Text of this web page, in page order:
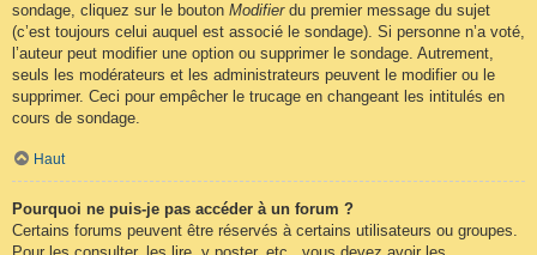
sondage, cliquez sur le bouton Modifierdu premier message du sujet
(c’est toujours celui auquel est associé le sondage). Si personne n’a voté,
l’auteur peut modifier une option ou supprimer le sondage. Autrement,
seuls les modérateurs et les administrateurs peuvent le modifier ou le
supprimer. Ceci pour empêcher le trucage en changeant les intitulés en
cours de sondage.
Haut
Pourquoi ne puis-je pas accéder à un forum ?
Certains forums peuvent être réservés à certains utilisateurs ou groupes.